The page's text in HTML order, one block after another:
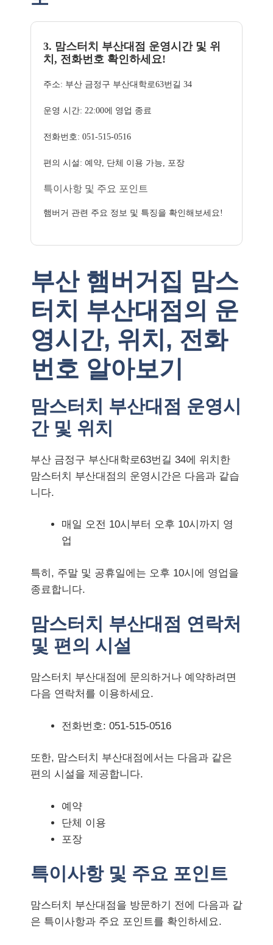
3. 맘스터치 부산대점 운영시간 및 위
치, 전화번호 확인하세요!
주소: 부산 금정구 부산대학로63번길 34
운영 시간: 22:00에 영업 종료
전화번호: 051-515-0516
편의 시설: 예약, 단체 이용 가능, 포장
특이사항 및 주요 포인트
햄버거 관련 주요 정보 및 특징을 확인해보세요!
부산 햄버거집 맘스
터치 부산대점의 운
영시간, 위치, 전화
번호 알아보기
맘스터치 부산대점 운영시
간 및 위치
부산 금정구 부산대학로63번길 34에 위치한
맘스터치 부산대점의 운영시간은 다음과 같습
니다.
매일 오전 10시부터 오후 10시까지 영
업
특히, 주말 및 공휴일에는 오후 10시에 영업을
종료합니다.
맘스터치 부산대점 연락처
및 편의 시설
맘스터치 부산대점에 문의하거나 예약하려면
다음 연락처를 이용하세요.
전화번호: 051-515-0516
또한, 맘스터치 부산대점에서는 다음과 같은
편의 시설을 제공합니다.
예약
단체 이용
포장
특이사항 및 주요 포인트
맘스터치 부산대점을 방문하기 전에 다음과 같
은 특이사항과 주요 포인트를 확인하세요.